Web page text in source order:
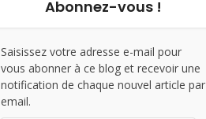
Abonnez-vous !
Saisissez votre adresse e-mail pour
vous abonner à ce blog et recevoir une
notification de chaque nouvel article par
email.